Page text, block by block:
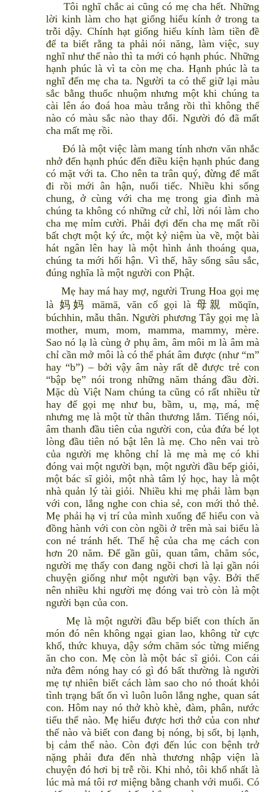
Tôi nghĩ chắc ai cũng có mẹ cha hết. Những
lời kinh làm cho hạt giống hiếu kính ở trong ta
trỗi dậy. Chính hạt giống hiếu kính làm tiền đề
để ta biết rằng ta phải nói năng, làm việc, suy
nghĩ như thế nào thì ta mới có hạnh phúc. Những
hạnh phúc là vì ta còn mẹ cha. Hạnh phúc là ta
nghĩ đến mẹ cha ta. Người ta có thể giữ lại màu
sắc bằng thuốc nhuộm nhưng một khi chúng ta
cài lên áo đoá hoa màu trắng rồi thì không thể
nào có màu sắc nào thay đổi. Người đó đã mất
cha mất mẹ rồi.
Đó là một việc làm mang tính nhơn văn nhắc
nhở đến hạnh phúc đến điều kiện hạnh phúc đang
có mặt với ta. Cho nên ta trân quý, đừng để mất
đi rồi mới ân hận, nuối tiếc. Nhiều khi sống
chung, ở cùng với cha mẹ trong gia đình mà
chúng ta không có những cử chỉ, lời nói làm cho
cha mẹ mỉm cười. Phải đợi đến cha mẹ mất rồi
bất chợt một ký ức, một kỷ niệm ùa về, một bài
hát ngân lên hay là một hình ảnh thoáng qua,
chúng ta mới hối hận. Vì thế, hãy sống sâu sắc,
đúng nghĩa là một người con Phật.
Mẹ hay má hay mợ, người Trung Hoa gọi mẹ
là 妈妈 māmā, văn cổ gọi là 母親 mǔqīn,
búchhin, mẫu thân. Người phương Tây gọi mẹ là
mother, mum, mom, mamma, mammy, mère.
Sao nó lạ là cùng ở phụ âm, âm môi m là âm mà
chỉ cần mở môi là có thể phát âm được (như “m”
hay “b”) – bởi vậy âm này rất dễ được trẻ con
“bập bẹ” nói trong những năm tháng đầu đời.
Mặc dù Việt Nam chúng ta cũng có rất nhiều từ
hay để gọi mẹ như bu, bầm, u, mạ, má, mệ
nhưng mẹ là một từ thân thương lắm. Tiếng nói,
âm thanh đầu tiên của người con, của đứa bé lọt
lòng đầu tiên nó bật lên là mẹ. Cho nên vai trò
của người mẹ không chỉ là mẹ mà mẹ có khi
đóng vai một người bạn, một người đầu bếp giỏi,
một bác sĩ giỏi, một nhà tâm lý học, hay là một
nhà quản lý tài giỏi. Nhiều khi mẹ phải làm bạn
với con, lắng nghe con chia sẻ, con mới thỏ thẻ.
Mẹ phải hạ vị trí của mình xuống để hiểu con và
đồng hành với con còn ngồi ở trên mà sai biểu là
con né tránh hết. Thế hệ của cha mẹ cách con
hơn 20 năm. Để gần gũi, quan tâm, chăm sóc,
người mẹ thấy con đang ngồi chơi là lại gần nói
chuyện giống như một người bạn vậy. Bởi thế
nên nhiều khi người mẹ đóng vai trò còn là một
người bạn của con.
Mẹ là một người đầu bếp biết con thích ăn
món đó nên không ngại gian lao, không từ cực
khổ, thức khuya, dậy sớm chăm sóc từng miếng
ăn cho con. Mẹ còn là một bác sĩ giỏi. Con cái
nửa đêm nóng hay có gì đó bất thường là người
mẹ tự nhiên biết cách làm sao cho nó thoát khỏi
tình trạng bất ổn vì luôn luôn lắng nghe, quan sát
con. Hôm nay nó thở khò khè, đàm, phân, nước
tiểu thế nào. Mẹ hiểu được hơi thở của con như
thế nào và biết con đang bị nóng, bị sốt, bị lạnh,
bị cảm thế nào. Còn đợi đến lúc con bệnh trở
nặng phải đưa đến nhà thương nhập viện là
chuyện đó hơi bị trễ rồi. Khi nhỏ, tôi khổ nhất là
lúc mà má tôi rơ miệng bằng chanh với muối. Có